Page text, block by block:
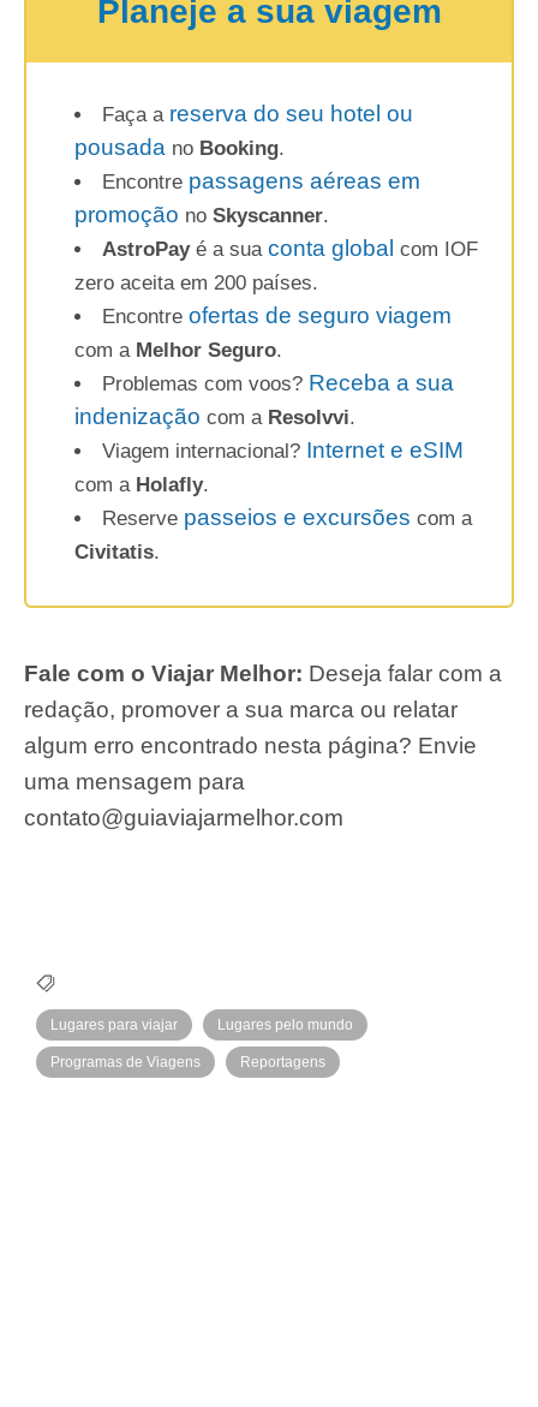
Planeje a sua viagem
Faça a reserva do seu hotel ou
pousada no Booking.
Encontre passagens aéreas em
promoção no Skyscanner.
AstroPayé a sua conta global com IOF
zero aceita em 200 países.
Encontre ofertas de seguro viagem
com a Melhor Seguro.
Problemas com voos? Receba a sua
indenização com a Resolvvi.
Viagem internacional? Internet e eSIM
com a Holafly.
Reserve passeios e excursões com a
Civitatis.
Fale com o Viajar Melhor: Deseja falar com a
redação, promover a sua marca ou relatar
algum erro encontrado nesta página? Envie
uma mensagem para
contato@guiaviajarmelhor.com
Lugares para viajar Lugares pelo mundo
Programas de Viagens Reportagens